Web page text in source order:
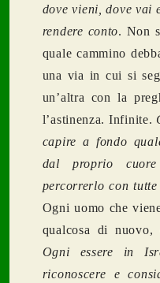
dove vieni, dove vai
rendere conto. Non
quale cammino
una via in cui si
un’altra con la
l’astinenza. Infinite.
capire a fondo
dal proprio
percorrerlo con
Ogni uomo che
qualcosa di
Ogni essere in
riconoscere e